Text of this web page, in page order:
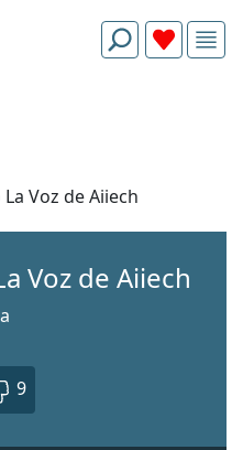
La Voz de Aiiech
Voz de Aiiech
9